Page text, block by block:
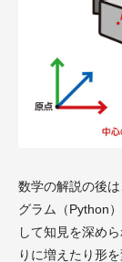
数学の解説の後
グラム（Python
して知見を深め
りに増えたり形